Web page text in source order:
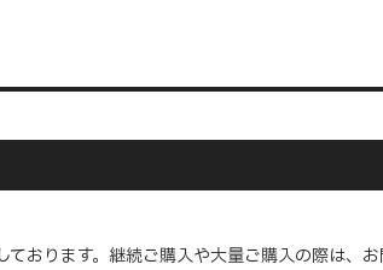
おります。継続ご購入や大量ご購入の際は、お